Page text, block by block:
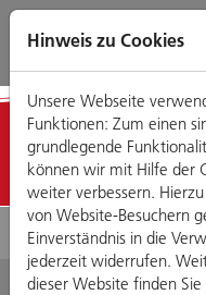
Direkt
zum
Zum
Hauptmenü
Zum
Footermenü
Zur
Website-
Hinweis zu Cookies
Unsere Webseite
Funktionen: Zum einen
grundlegende
können wir mit Hilfe der
weiter verbessern.
von Website-Besuchern
Einverständnis in die
jederzeit widerrufen.
dieser Website finden